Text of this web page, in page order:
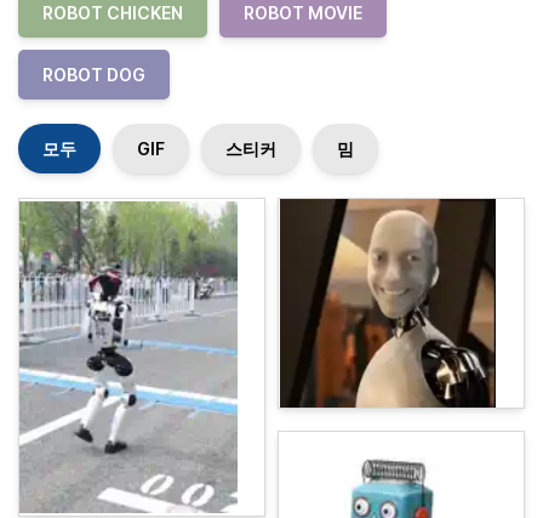
ROBOT CHICKEN ROBOT MOVIE
ROBOT DOG
모두 GIF 스티커 밈